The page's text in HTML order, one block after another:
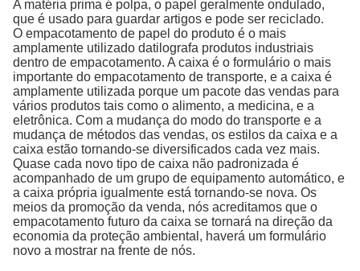
A matéria prima é polpa, o papel geralmente ondulado,
que é usado para guardar artigos e pode ser reciclado.
O empacotamento de papel do produto é o mais
amplamente utilizado datilografa produtos industriais
dentro de empacotamento. A caixa é o formulário o mais
importante do empacotamento de transporte, e a caixa é
amplamente utilizada porque um pacote das vendas para
vários produtos tais como o alimento, a medicina, e a
eletrônica. Com a mudança do modo do transporte e a
mudança de métodos das vendas, os estilos da caixa e a
caixa estão tornando-se diversificados cada vez mais.
Quase cada novo tipo de caixa não padronizada é
acompanhado de um grupo de equipamento automático, e
a caixa própria igualmente está tornando-se nova. Os
meios da promoção da venda, nós acreditamos que o
empacotamento futuro da caixa se tornará na direção da
economia da proteção ambiental, haverá um formulário
novo a mostrar na frente de nós.